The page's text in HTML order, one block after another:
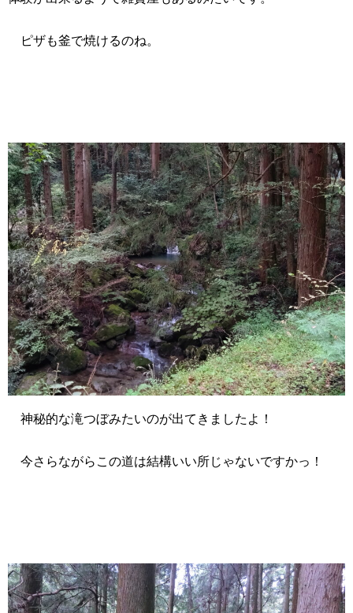
ピザも釜で焼けるのね。
神秘的な滝つぼみたいのが出てきましたよ！
今さらながらこの道は結構いい所じゃないですかっ！